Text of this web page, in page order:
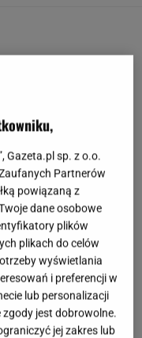
o ostatnich chwilach
Gazeta.pl sp. z o.o.
Partnerów
powiązaną z
dane osobowe
plików
plikach do celów
wyświetlania
i preferencji w
lub personalizacji
jest dobrowolne.
jej zakres lub